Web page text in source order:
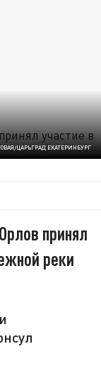
ЦАРЬГРАД ЕКАТЕРИНБУРГ
принял
реки